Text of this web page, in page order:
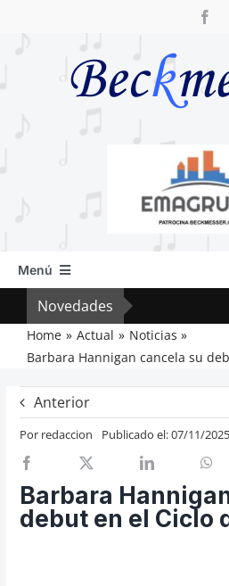
Menú
Inicio
Actual
Artículos
Crítica
Previos de ópera
Cosas de Beckmesser
Novedades
Home Actual
Noticias
Barbara Hannigan cancela su
Anterior
Por redaccion Publicado el: 07/11/2025
Barbara
debut en el Ciclo